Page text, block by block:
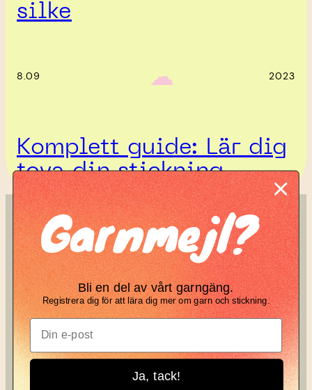
silke
8.09 ‎ ‎‎ ☁︎‎‎ 2023
Komplett guide: Lär dig
tova din stickning
SÖK
Search
KNIT KNOT
Manifesto
Garnbrev
Garnmejl?
Bli en del av vårt garngäng.
Registrera dig för att lära dig mer om garn och stickning.
Ja, tack!